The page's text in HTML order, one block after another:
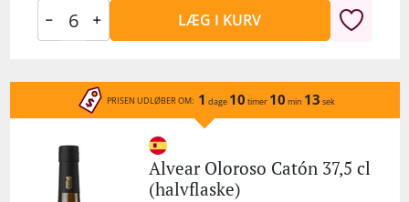
LÆG I KURV
PRISEN UDLØBER OM: 1 dage 10 timer 10 min 13 sek
Alvear Oloroso Catón 37,5 cl
(halvflaske)